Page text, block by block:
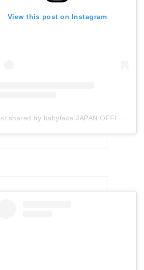
View this post on Instagram
A post shared by babyface JAPAN OFFICIAL (@babyface_japan)